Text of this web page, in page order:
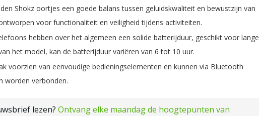
Shokz oortjes een goede balans tussen geluidskwaliteit en bewustzijn van
voor functionaliteit en veiligheid tijdens activiteiten.
hebben over het algemeen een solide batterijduur, geschikt voor lange
het model, kan de batterijduur variëren van 6 tot 10 uur.
voorzien van eenvoudige bedieningselementen en kunnen via Bluetooth
worden verbonden.
lezen? Ontvang elke maandag de hoogtepunten van